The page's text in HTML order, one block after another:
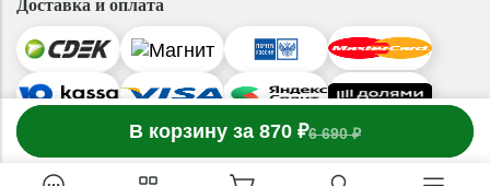
В корзину за 870 ₽6 690 ₽
1 товар в корзине
Доставка и оплата
© 2019-2026 ООО «ГАРДЕНМАРТ24»